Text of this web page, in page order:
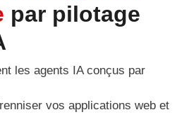
par pilotage
les agents IA conçus par
vos applications web et